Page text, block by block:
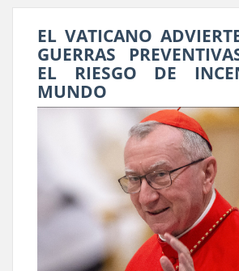
EL VATICANO
GUERRAS
EL RIESGO DE
MUNDO